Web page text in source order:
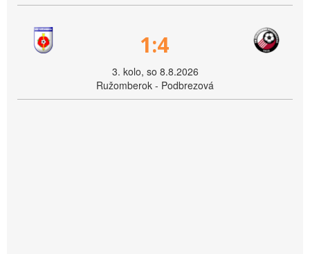
1:4
3. kolo, so 8.8.2026
Ružomberok - Podbrezová